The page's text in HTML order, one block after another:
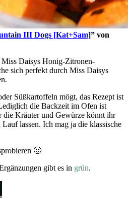
III Dogs [Kat+Sam]” von
Miss Daisys Honig-Zitronen-
sich perfekt durch Miss Daisys
Süßkartoffeln mögt, das Rezept ist
die Backzeit im Ofen ist
die Kräuter und Gewürze könnt ihr
lassen. Ich mag ja die klassische
🙂
gibt es in grün.